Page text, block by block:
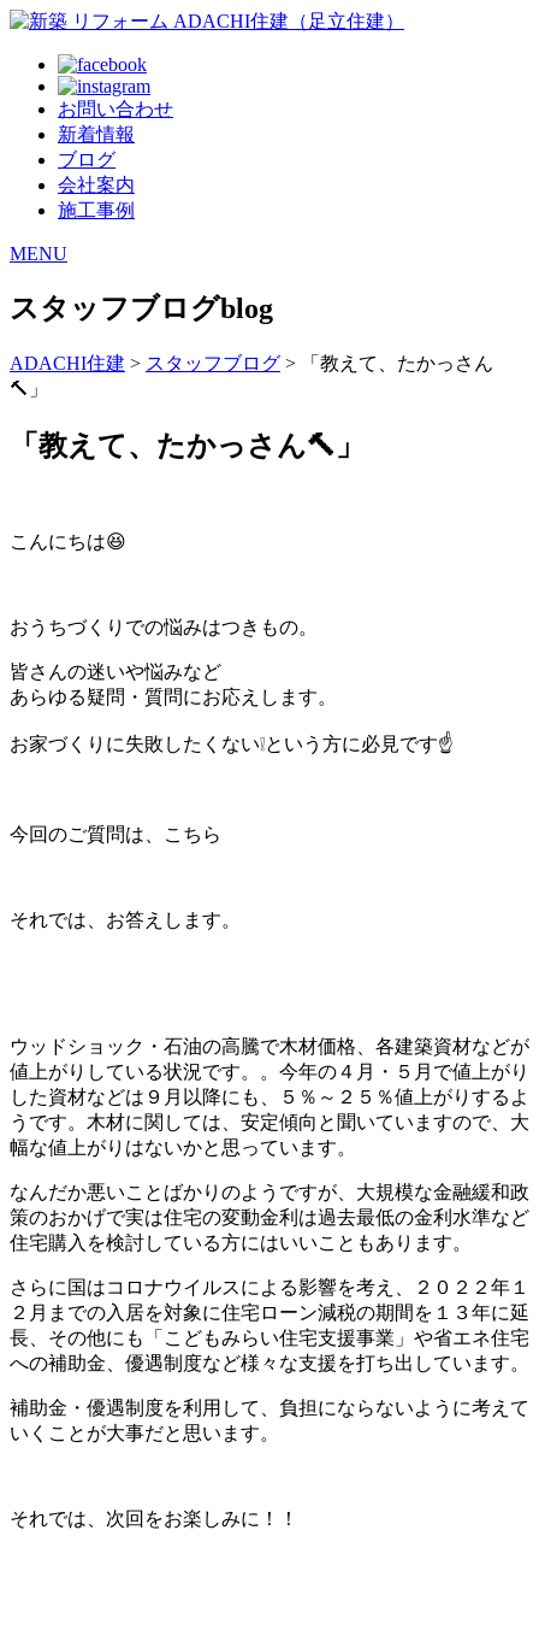
お問い合わせ
新着情報
ブログ
会社案内
施工事例
MENU
スタッフブログblog
ADACHI住建 > スタッフブログ > 「教えて、たかっさん
🔨」
「教えて、たかっさん🔨」
こんにちは😆
おうちづくりでの悩みはつきもの。
皆さんの迷いや悩みなど
あらゆる疑問・質問にお応えします。
お家づくりに失敗したくない❕という方に必見です☝️
今回のご質問は、こちら
それでは、お答えします。
ウッドショック・石油の高騰で木材価格、各建築資材などが
値上がりしている状況です。。今年の４月・５月で値上がり
した資材などは９月以降にも、５％～２５％値上がりするよ
うです。木材に関しては、安定傾向と聞いていますので、大
幅な値上がりはないかと思っています。
なんだか悪いことばかりのようですが、大規模な金融緩和政
策のおかげで実は住宅の変動金利は過去最低の金利水準など
住宅購入を検討している方にはいいこともあります。
さらに国はコロナウイルスによる影響を考え、２０２２年１
２月までの入居を対象に住宅ローン減税の期間を１３年に延
長、その他にも「こどもみらい住宅支援事業」や省エネ住宅
への補助金、優遇制度など様々な支援を打ち出しています。
補助金・優遇制度を利用して、負担にならないように考えて
いくことが大事だと思います。
それでは、次回をお楽しみに！！